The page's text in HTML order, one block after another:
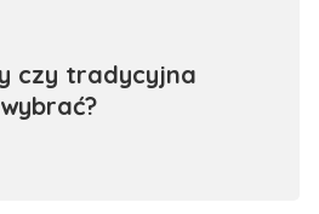
czy tradycyjna